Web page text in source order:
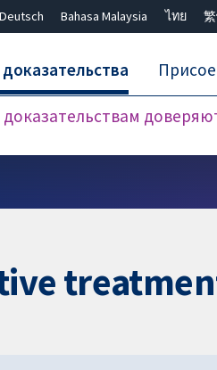
Deutsch Bahasa Malaysia ไทย